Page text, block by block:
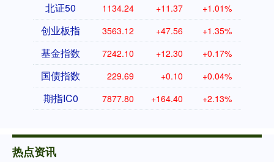
北证50 1134.24 +11.37 +1.01%
创业板指 3563.12 +47.56 +1.35%
基金指数 7242.10 +12.30 +0.17%
国债指数 229.69 +0.10 +0.04%
期指IC0 7877.80 +164.40 +2.13%
热点资讯